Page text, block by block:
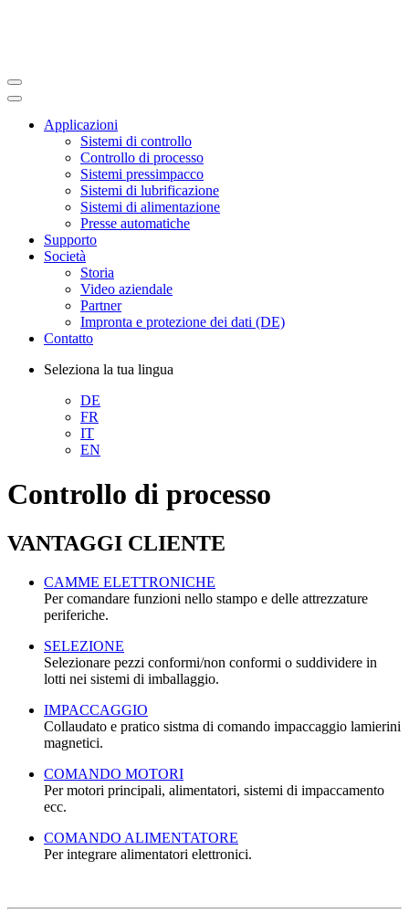
Applicazioni
Sistemi di controllo
Controllo di processo
Sistemi pressimpacco
Sistemi di lubrificazione
Sistemi di alimentazione
Presse automatiche
Supporto
Società
Storia
Video aziendale
Partner
Impronta e protezione dei dati (DE)
Contatto
Seleziona la tua lingua
DE
FR
IT
EN
Controllo di processo
VANTAGGI CLIENTE
CAMME ELETTRONICHE
Per comandare funzioni nello stampo e delle attrezzature
periferiche.
SELEZIONE
Selezionare pezzi conformi/non conformi o suddividere in
lotti nei sistemi di imballaggio.
IMPACCAGGIO
Collaudato e pratico sistma di comando impaccaggio lamierini
magnetici.
COMANDO MOTORI
Per motori principali, alimentatori, sistemi di impaccamento
ecc.
COMANDO ALIMENTATORE
Per integrare alimentatori elettronici.